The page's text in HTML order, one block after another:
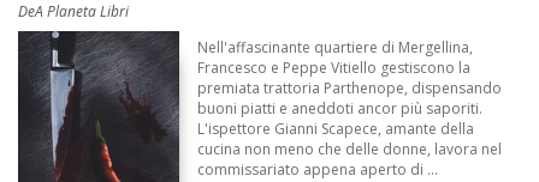
DeA Planeta Libri
Nell'affascinante quartiere di Mergellina,
Francesco e Peppe Vitiello gestiscono la
premiata trattoria Parthenope, dispensando
buoni piatti e aneddoti ancor più saporiti.
L'ispettore Gianni Scapece, amante della
cucina non meno che delle donne, lavora nel
commissariato appena aperto di ...